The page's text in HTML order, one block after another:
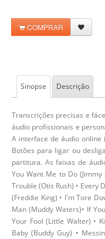
COMPRAR
Sinopse Descrição
Transcrições precisas e
áudio profissionais e
A interface de áudio online
Botões para ligar ou
partitura. As faixas de
You Want Me to Do (Jimmy
Trouble (Otis Rush) • Every
(Freddie King) • I'm Tore
Man (Muddy Waters)• If
Your Fool (Little Walter) •
Baby (Buddy Guy) •